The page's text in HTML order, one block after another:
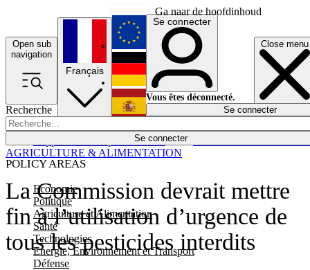
Ga naar de hoofdinhoud
Open sub
navigation
Close menu
Recherche
Se connecter
POLICY AREAS
Economie
Politique
Agriculture et Alimentation
Santé
Technologies
Energie, Environnement et Transport
Défense
Économie
Français
English
Deutsch
Español
Se connecter
Vous êtes déconnecté.
Se connecter
La Commission devrait mettre
fin à l’utilisation d’urgence de
tous les pesticides interdits
AGRICULTURE & ALIMENTATION